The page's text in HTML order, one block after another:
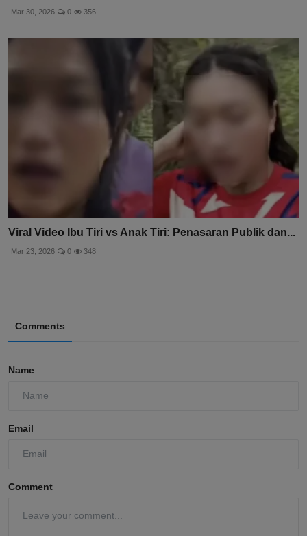
Mar 30, 2026 0 356
Viral Video Ibu Tiri vs Anak Tiri: Penasaran Publik dan...
Mar 23, 2026 0 348
Comments
Name
Email
Comment